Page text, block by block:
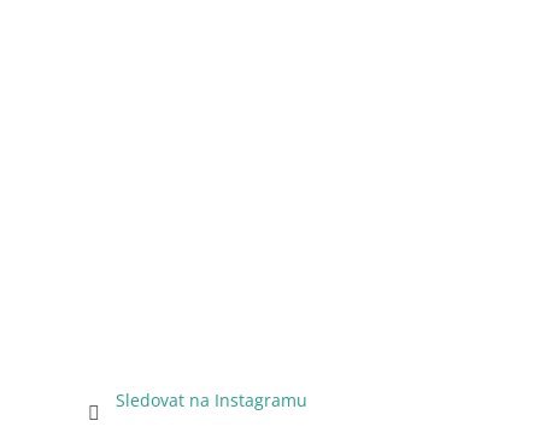
Sledovat na Instagramu